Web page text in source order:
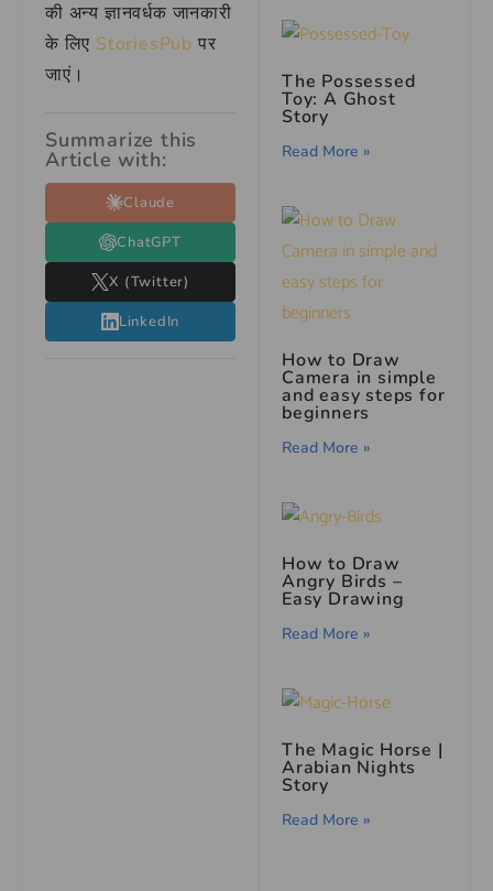
की अन्य ज्ञानवर्धक जानकारी
के लिए StoriesPub पर
जाएं।
Summarize this
Article with:
Claude
ChatGPT
X (Twitter)
LinkedIn
The Possessed
Toy: A Ghost
Story
Read More »
How to Draw
Camera in simple
and easy steps for
beginners
Read More »
How to Draw
Angry Birds –
Easy Drawing
Read More »
The Magic Horse |
Arabian Nights
Story
Read More »